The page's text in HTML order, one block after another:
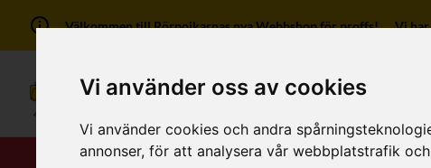
Vi använder oss av cookies
Vi använder cookies och andra
annonser, för att analysera vår webbplatstrafik
Välkommen till Rörpojkarnas nya Webbshop för proffs! Vi